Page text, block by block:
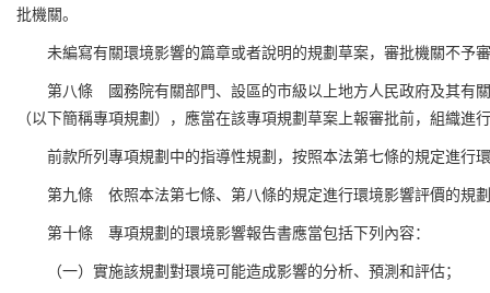
批機關。
未編寫有關環境影響的篇章或者說明的規劃草案，審批機關不予
第八條 國務院有關部門、設區的市級以上地方人民政府及其有
（以下簡稱專項規劃），應當在該專項規劃草案上報審批前，組織
前款所列專項規劃中的指導性規劃，按照本法第七條的規定進行
第九條 依照本法第七條、第八條的規定進行環境影響評價的規
第十條 專項規劃的環境影響報告書應當包括下列內容：
（一）實施該規劃對環境可能造成影響的分析、預測和評估；